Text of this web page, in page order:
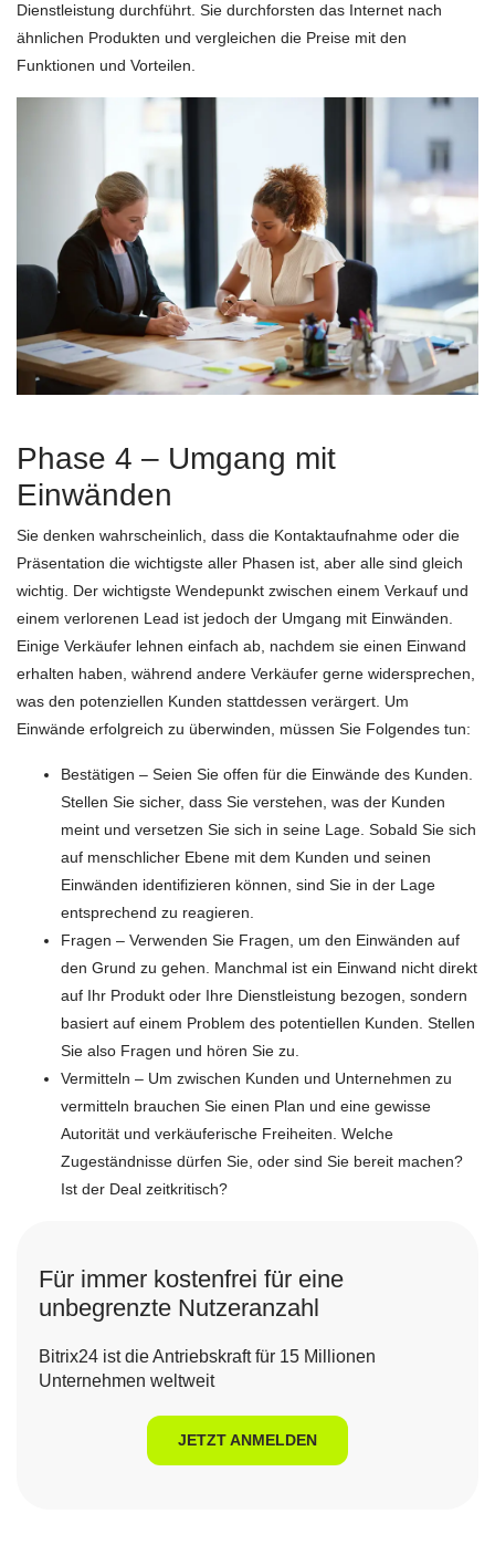
Dienstleistung durchführt. Sie durchforsten das Internet nach
ähnlichen Produkten und vergleichen die Preise mit den
Funktionen und Vorteilen.
Phase 4 – Umgang mit
Einwänden
Sie denken wahrscheinlich, dass die Kontaktaufnahme oder die
Präsentation die wichtigste aller Phasen ist, aber alle sind gleich
wichtig. Der wichtigste Wendepunkt zwischen einem Verkauf und
einem verlorenen Lead ist jedoch der Umgang mit Einwänden.
Einige Verkäufer lehnen einfach ab, nachdem sie einen Einwand
erhalten haben, während andere Verkäufer gerne widersprechen,
was den potenziellen Kunden stattdessen verärgert. Um
Einwände erfolgreich zu überwinden, müssen Sie Folgendes tun:
Bestätigen – Seien Sie offen für die Einwände des Kunden.
Stellen Sie sicher, dass Sie verstehen, was der Kunden
meint und versetzen Sie sich in seine Lage. Sobald Sie sich
auf menschlicher Ebene mit dem Kunden und seinen
Einwänden identifizieren können, sind Sie in der Lage
entsprechend zu reagieren.
Fragen – Verwenden Sie Fragen, um den Einwänden auf
den Grund zu gehen. Manchmal ist ein Einwand nicht direkt
auf Ihr Produkt oder Ihre Dienstleistung bezogen, sondern
basiert auf einem Problem des potentiellen Kunden. Stellen
Sie also Fragen und hören Sie zu.
Vermitteln – Um zwischen Kunden und Unternehmen zu
vermitteln brauchen Sie einen Plan und eine gewisse
Autorität und verkäuferische Freiheiten. Welche
Zugeständnisse dürfen Sie, oder sind Sie bereit machen?
Ist der Deal zeitkritisch?
Für immer kostenfrei für eine
unbegrenzte Nutzeranzahl
Bitrix24 ist die Antriebskraft für 15 Millionen
Unternehmen weltweit
JETZT ANMELDEN